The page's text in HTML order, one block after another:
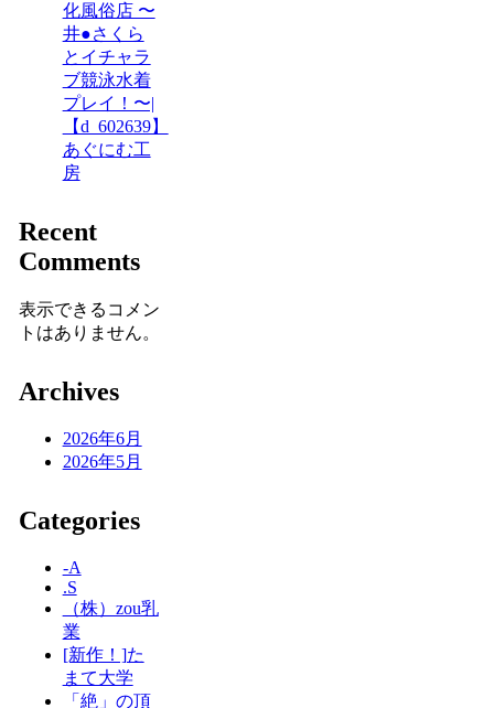
化風俗店 〜
井●さくら
とイチャラ
ブ競泳水着
プレイ！〜|
【d_602639】
あぐにむ工
房
Recent
Comments
表示できるコメン
トはありません。
Archives
2026年6月
2026年5月
Categories
-A
.S
（株）zou乳
業
[新作！]た
まて大学
「絶」の頂